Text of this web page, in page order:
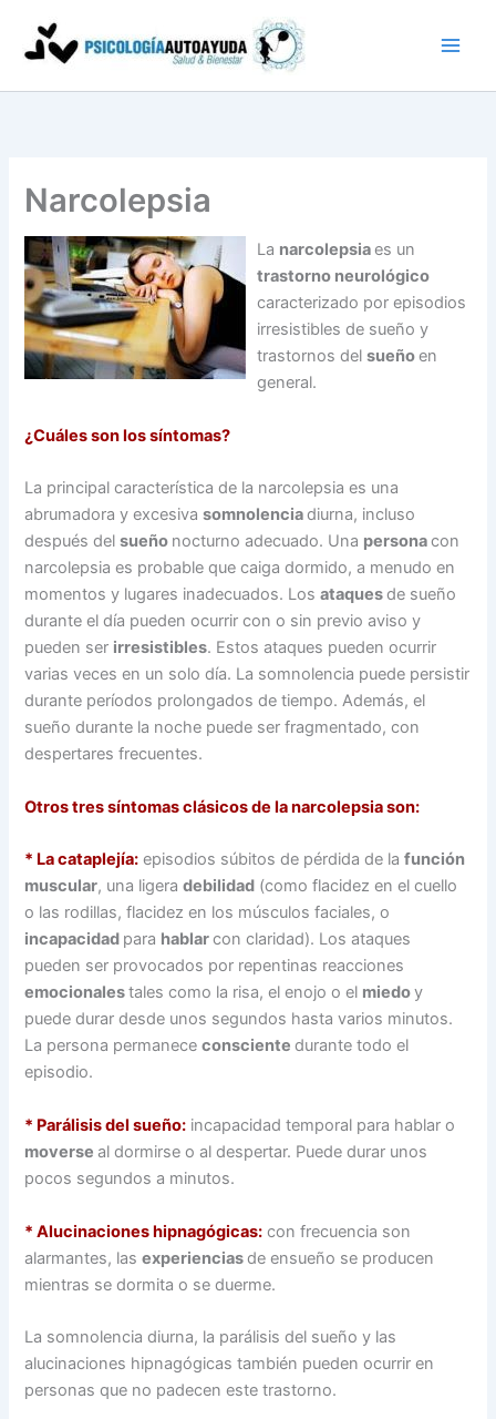
contenido
Narcolepsia
La narcolepsiaes un
trastorno neurológico
caracterizado por episodios
irresistibles de sueño y
trastornos delsueñoen
general.
¿Cuáles son los síntomas?
La principal característica de la narcolepsia es una
abrumadora y excesivasomnolenciadiurna, incluso
después delsueño nocturno adecuado. Una personacon
narcolepsia es probable que caiga dormido, a menudo en
momentos y lugares inadecuados. Losataquesde sueño
durante el día pueden ocurrir con o sin previo aviso y
pueden ser irresistibles. Estos ataques pueden ocurrir
varias veces en un solo día. La somnolencia puede persistir
durante períodos prolongados de tiempo. Además, el
sueño durante la noche puede ser fragmentado, con
despertares frecuentes.
Otros tres síntomas clásicos de la narcolepsia son:
* La cataplejía: episodios súbitos de pérdida de lafunción
muscular, una ligeradebilidad (como flacidez en el cuello
o las rodillas, flacidez en los músculos faciales, o
incapacidad para hablarcon claridad). Los ataques
pueden ser provocados por repentinas reacciones
emocionalestales como la risa, el enojo o el miedoy
puede durar desde unos segundos hasta varios minutos.
La persona permanececonscientedurante todo el
episodio.
* Parálisis del sueño: incapacidad temporal para hablar o
moverseal dormirse o al despertar. Puede durar unos
pocos segundos a minutos.
* Alucinaciones hipnagógicas: con frecuencia son
alarmantes, lasexperienciasde ensueño se producen
mientras se dormita o se duerme.
La somnolencia diurna, la parálisis del sueño y las
alucinaciones hipnagógicas también pueden ocurrir en
personas que no padecen este trastorno.